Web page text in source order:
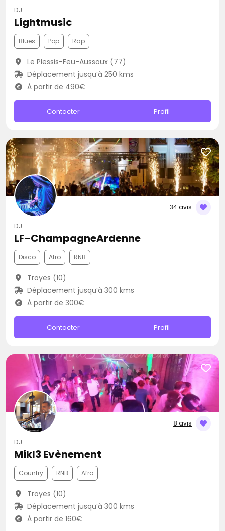
DJ
Lightmusic
Blues Pop Rap
Le Plessis-Feu-Aussoux (77)
Déplacement jusqu’à 250 kms
À partir de 490€
Contacter Profil
34 avis
DJ
LF-ChampagneArdenne
Disco Afro RNB
Troyes (10)
Déplacement jusqu’à 300 kms
À partir de 300€
Contacter Profil
8 avis
DJ
Mikl3 Evènement
Country RNB Afro
Troyes (10)
Déplacement jusqu’à 300 kms
À partir de 160€